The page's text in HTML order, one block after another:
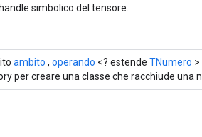
simbolico del tensore.
ambito , operando <? estende TNumero >
per creare una classe che racchiude una